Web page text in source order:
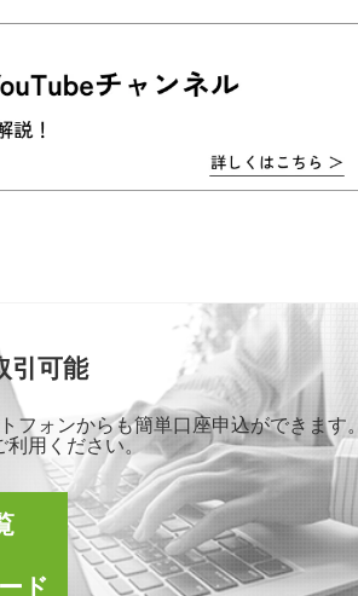
引可能
ォンからも簡単口座申込ができます。
用ください。
ド